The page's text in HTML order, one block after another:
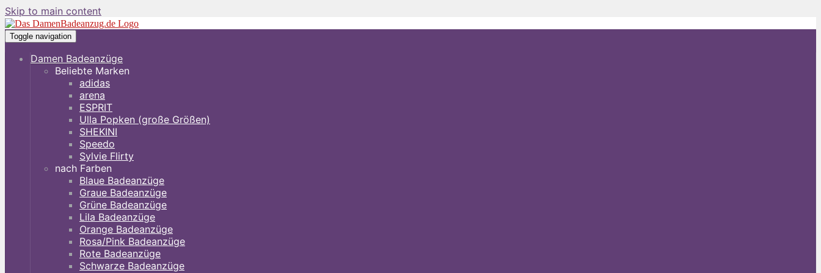
Skip to main content
Toggle navigation
Damen Badeanzüge
Beliebte Marken
adidas
arena
ESPRIT
Ulla Popken (große Größen)
SHEKINI
Speedo
Sylvie Flirty
nach Farben
Blaue Badeanzüge
Graue Badeanzüge
Grüne Badeanzüge
Lila Badeanzüge
Orange Badeanzüge
Rosa/Pink Badeanzüge
Rote Badeanzüge
Schwarze Badeanzüge